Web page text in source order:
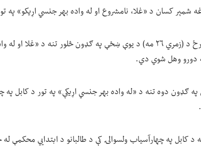
شمېر کسان د «غلا، نامشروع او له واده بهر جنسي اړیکو»
د یکشنبې ورځ د (زمري ۲۶ مه) د یوې ښځې په ګډون څلور تنه د
دورو وهل شوي دي.
د کابل په چهارآسیاب ولسوالۍ کې د طالبانو د ابتدايي محکمې